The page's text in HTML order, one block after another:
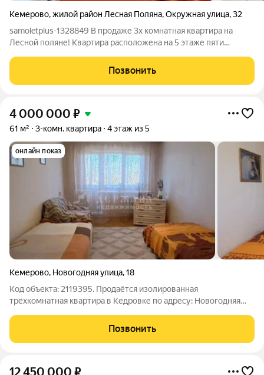
Кемерово,жилой район Лесная Поляна,Окружная улица,32
samoletplus-1328849 В продаже 3х комнатная квартира на
Лесной поляне! Квартира расположена на 5 этаже пяти
планировка, одна комната с двумя окнами, так же кухня
гостиная, детская комната, большой
Позвонить
4 000 000 ₽
61 м² 3-комн. квартира 4 этаж из 5
онлайн показ
Кемерово, Новогодняя улица,18
Код объекта: 2119395. Продаётся изолированная
трёхкомнатная квартира в Кедровке по адресу: Новогодняя
пятиэтажного панельного дома, построенного в 1978 году.
-Очень удобная планировка, все комнаты
Позвонить
12 450 000 ₽